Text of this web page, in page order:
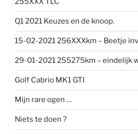
Q1 2021 Keuzes en de knoop.
15-02-2021 256XXXkm – Beetje
29-01-2021 255275km – eindelijk
Golf Cabrio MK1 GTI
Mijn rare ogen …
Niets te doen ?